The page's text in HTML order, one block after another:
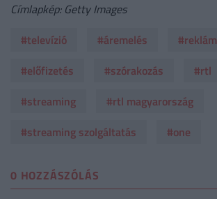
Címlapkép: Getty Images
#televízió
#áremelés
#reklám
#előfizetés
#szórakozás
#rtl
#streaming
#rtl magyarország
#streaming szolgáltatás
#one
0 HOZZÁSZÓLÁS